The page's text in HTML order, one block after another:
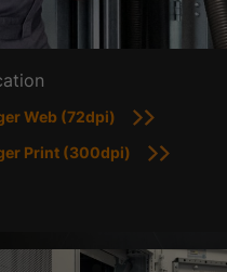
Web (72dpi)
Print (300dpi)